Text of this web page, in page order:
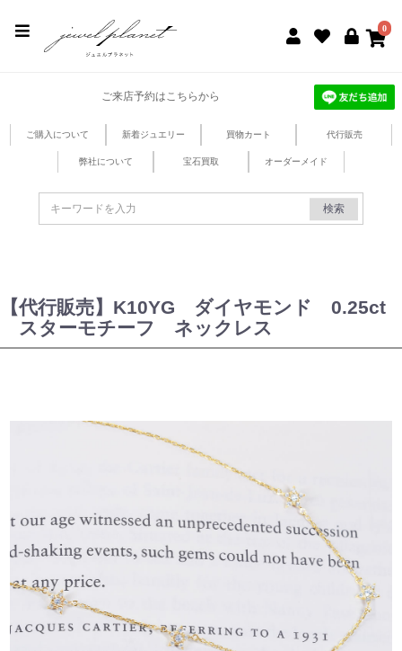
0
ご来店予約はこちらから
ご購入について 新着ジュエリー 買物カート 代行販売
弊社について 宝石買取 オーダーメイド
検索
【代行販売】K10YG ダイヤモンド 0.25ct
スターモチーフ ネックレス